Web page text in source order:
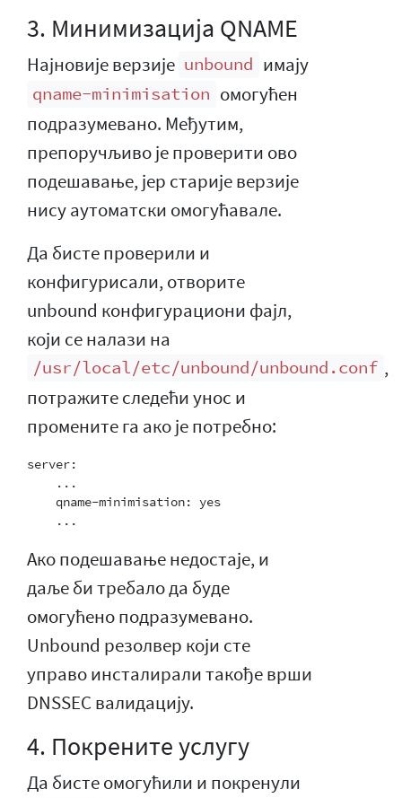
3. Минимизација QNAME
Најновије верзије unbound имају
qname-minimisation омогућен
подразумевано. Међутим,
препоручљиво је проверити ово
подешавање, јер старије верзије
нису аутоматски омогућавале.
Да бисте проверили и
конфигурисали, отворите
unbound конфигурациони фајл,
који се налази на
/usr/local/etc/unbound/unbound.conf ,
потражите следећи унос и
промените га ако је потребно:
server:
    ...
    qname-minimisation: yes
Ако подешавање недостаје, и
даље би требало да буде
омогућено подразумевано.
Unbound резолвер који сте
управо инсталирали такође врши
DNSSEC валидацију.
4. Покрените услугу
Да бисте омогућили и покренули